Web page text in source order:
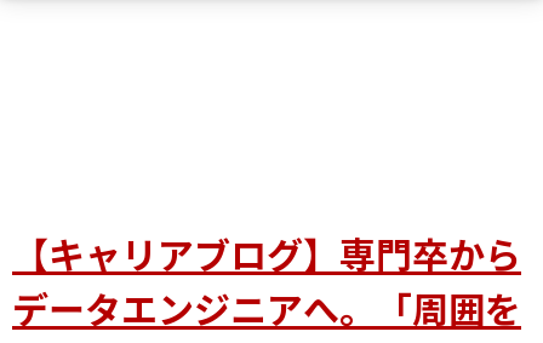
【キャリアブログ】専門卒から
データエンジニアへ。「周囲を